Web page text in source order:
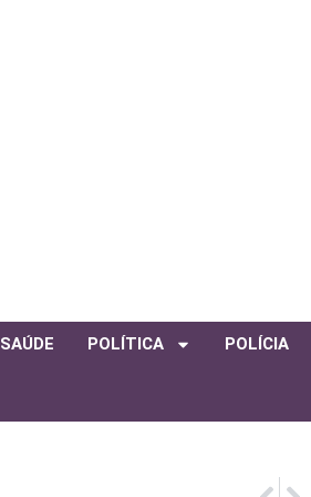
SAÚDE POLÍTICA POLÍCIA